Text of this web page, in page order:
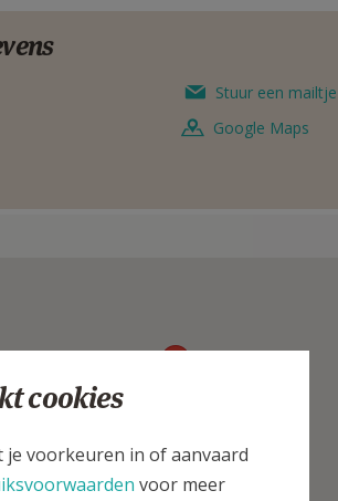
Stuur een mailtje
Google Maps
cookies
voorkeuren in of aanvaard
voor meer